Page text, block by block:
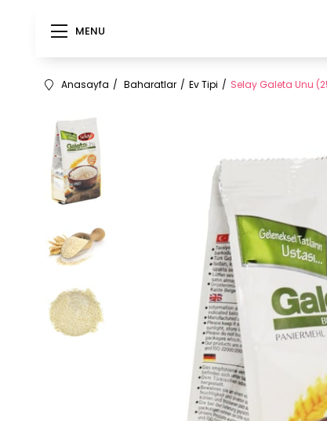
MENU
Anasayfa Baharatlar Ev Tipi Selay Galeta Unu